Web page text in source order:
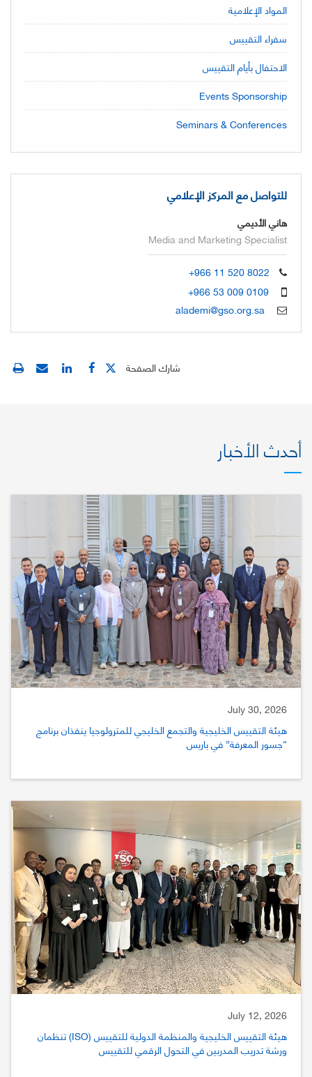
المواد الإعلامية
سفراء التقييس
الاحتفال بأيام التقييس
Events Sponsorship
Seminars & Conferences
للتواصل مع المركز الإعلامي
هاني الأديمي
Media and Marketing Specialist
+966 11 520 8022
+966 53 009 0109
alademi@gso.org.sa
شارك الصفحة
أحدث الأخبار
July 30, 2026
هيئة التقييس الخليجية والتجمع الخليجي للمترولوجيا ينفذان برنامج
“جسور المعرفة” في باريس
July 12, 2026
هيئة التقييس الخليجية والمنظمة الدولية للتقييس (ISO) تنظمان
ورشة تدريب المدربين في التحول الرقمي للتقييس